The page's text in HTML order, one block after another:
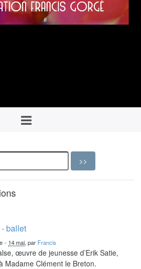
ballet
- 14 mai, par Francis
œuvre de jeunesse d’Erik Satie,
Madame Clément le Breton.